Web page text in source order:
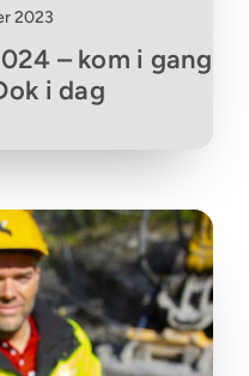
2023
– kom i gang
i dag